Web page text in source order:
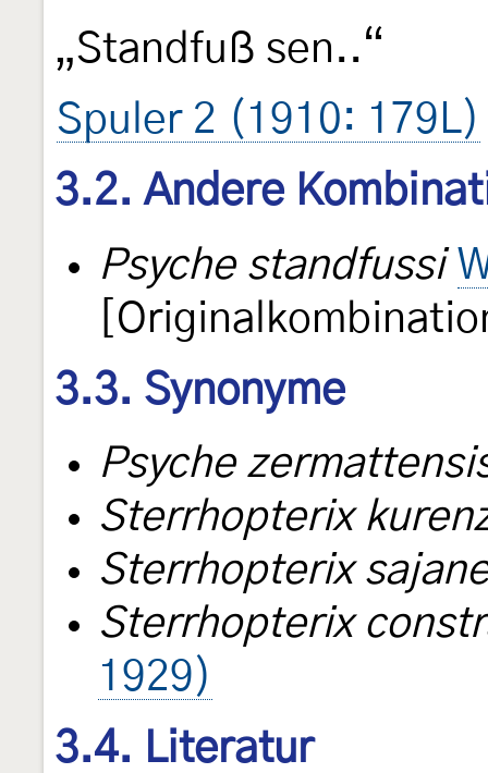
„Standfuß sen..“
Spuler 2 (1910: 179L)
3.2. Andere
Psyche standfussi
3.3. Synonyme
Psyche
Sterrhopterix
Sterrhopterix
Sterrhopterix
1929)
3.4. Literatur